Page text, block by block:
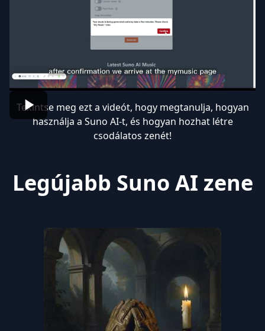
Tekintse meg ezt a videót, hogy megtanulja, hogyan
használja a Suno AI-t, és hogyan hozhat létre
csodálatos zenét!
Legújabb Suno AI zene